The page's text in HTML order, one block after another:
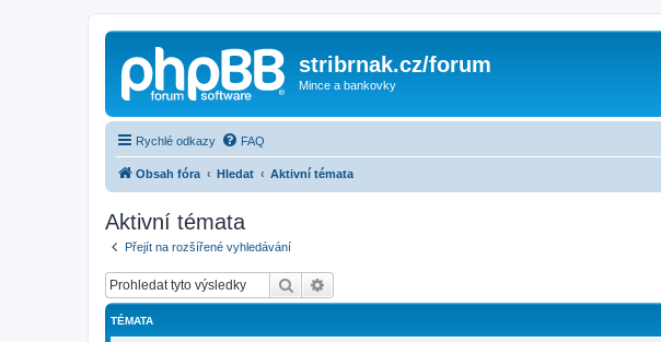
stribrnak.cz/forum
Mince a bankovky
Rychlé odkazy FAQ
Obsah fóra Hledat Aktivní témata
Aktivní témata
Přejít na rozšířené vyhledávání
Hledat
TÉMATA